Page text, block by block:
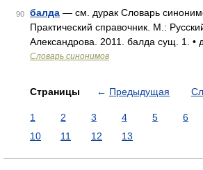
90 балда — см. дурак Словарь
Практический справочник. М.:
Александрова. 2011. балда сущ. 1. •
Словарь синонимов
Страницы ← Предыдущая
1 2 3 4 5 6
10
11 12 13